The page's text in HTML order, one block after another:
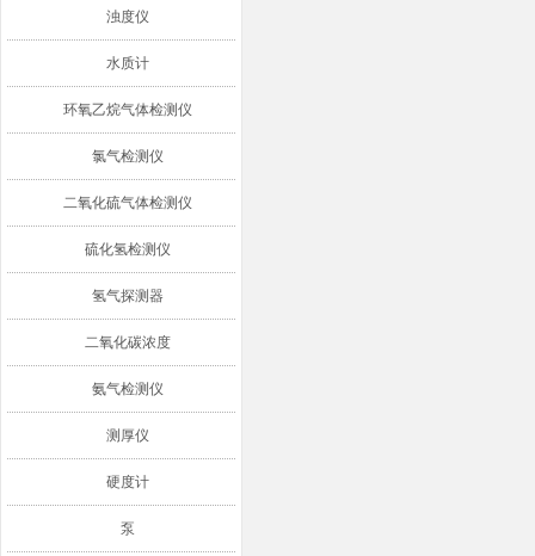
浊度仪
水质计
环氧乙烷气体检测仪
氯气检测仪
二氧化硫气体检测仪
硫化氢检测仪
氢气探测器
二氧化碳浓度
氨气检测仪
测厚仪
硬度计
泵